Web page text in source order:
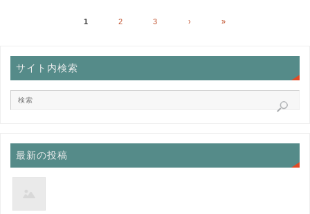
1 2 3 › »
サイト内検索
最新の投稿